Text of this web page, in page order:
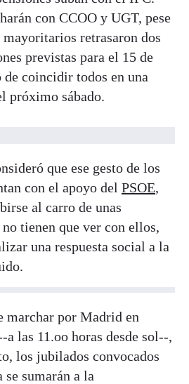
con CCOO y UGT, pese
retrasaron dos
previstas para el 15 de
coincidir todos en una
próximo sábado.
que ese gesto de los
con el apoyo del PSOE,
al carro de unas
tienen que ver con ellos,
una respuesta social a la
marchar por Madrid en
a las 11.oo horas desde sol--,
los jubilados convocados
sumarán a la